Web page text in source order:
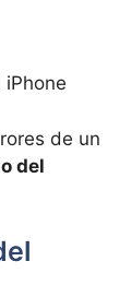
de un
del